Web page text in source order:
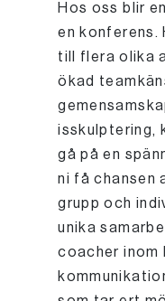
Hos oss blir
en konferens.
till flera olika
ökad
isskulptering,
gå på en
ni få chansen
grupp och
unika
coacher inom